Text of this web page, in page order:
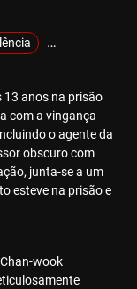
Vingança
13 anos na prisão
com a vingança
o agente da
obscuro com
junta-se a um
esteve na prisão e
wook